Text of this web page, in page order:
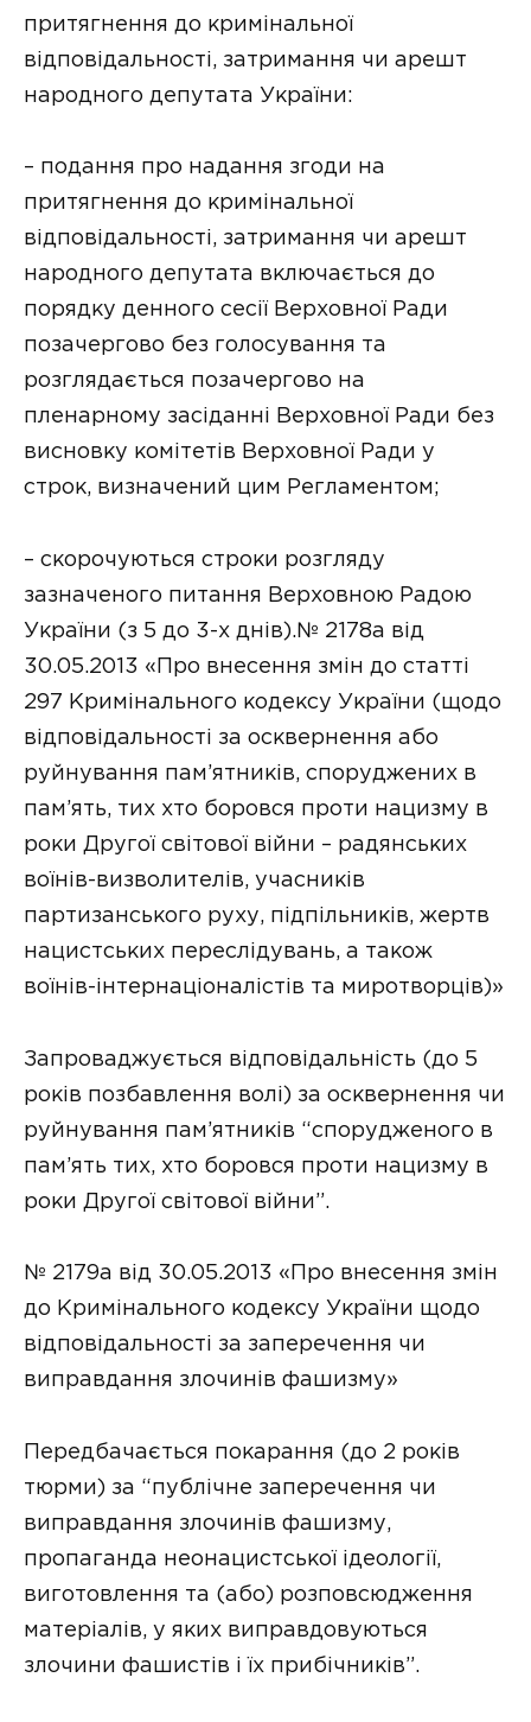
притягнення до кримінальної
відповідальності, затримання чи арешт
народного депутата України:
– подання про надання згоди на
притягнення до кримінальної
відповідальності, затримання чи арешт
народного депутата включається до
порядку денного сесії Верховної Ради
позачергово без голосування та
розглядається позачергово на
пленарному засіданні Верховної Ради без
висновку комітетів Верховної Ради у
строк, визначений цим Регламентом;
– скорочуються строки розгляду
зазначеного питання Верховною Радою
України (з 5 до 3-х днів).№ 2178а від
30.05.2013 «Про внесення змін до статті
297 Кримінального кодексу України (щодо
відповідальності за осквернення або
руйнування пам’ятників, споруджених в
пам’ять, тих хто боровся проти нацизму в
роки Другої світової війни – радянських
воїнів-визволителів, учасників
партизанського руху, підпільників, жертв
нацистських переслідувань, а також
воїнів-інтернаціоналістів та миротворців)»
Запроваджується відповідальність (до 5
років позбавлення волі) за осквернення чи
руйнування пам’ятників “спорудженого в
пам’ять тих, хто боровся проти нацизму в
роки Другої світової війни”.
№ 2179а від 30.05.2013 «Про внесення змін
до Кримінального кодексу України щодо
відповідальності за заперечення чи
виправдання злочинів фашизму»
Передбачається покарання (до 2 років
тюрми) за “публічне заперечення чи
виправдання злочинів фашизму,
пропаганда неонацистської ідеології,
виготовлення та (або) розповсюдження
матеріалів, у яких виправдовуються
злочини фашистів і їх прибічників”.